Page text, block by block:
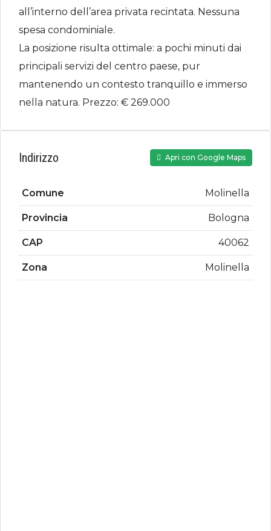
all’interno dell’area privata recintata. Nessuna
spesa condominiale.
La posizione risulta ottimale: a pochi minuti dai
principali servizi del centro paese, pur
mantenendo un contesto tranquillo e immerso
nella natura. Prezzo: € 269.000
Indirizzo Apri con Google Maps
Comune Molinella
Provincia Bologna
CAP 40062
Zona Molinella